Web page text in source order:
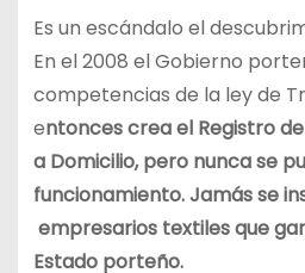
Es un escándalo el
En el 2008 el Gobierno
competencias de la ley de
entonces crea el Registro
a Domicilio, pero nunca se
funcionamiento. Jamás se
empresarios textiles que
Estado porteño.